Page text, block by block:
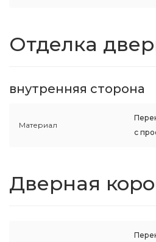
Отделка
внутренняя сторона
Материал
с
Дверная